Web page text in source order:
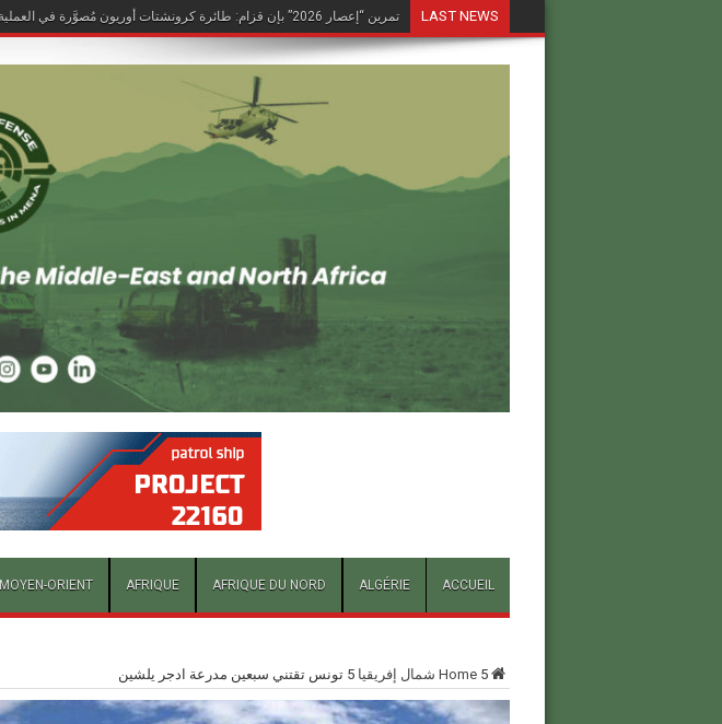
LAST NEWS تمرين “إعصار 2026” بإن قزام: طائرة كرونشتات أوريون مُصوَّرة في العملية
ACCUEIL
ALGÉRIE
AFRIQUE DU NORD
AFRIQUE
MOYEN-ORIENT
Home5 شمال إفريقيا 5 تونس تقتني سبعين مدرعة ادجر يلشين